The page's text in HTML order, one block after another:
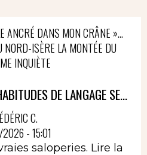
ANCRÉ DANS MON CRÂNE »…
NORD-ISÈRE LA MONTÉE DU
INQUIÈTE
DE LANGAGE SE...
C.
- 15:01
saloperies. Lire la